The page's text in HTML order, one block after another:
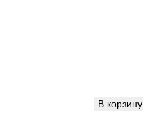
В корзину